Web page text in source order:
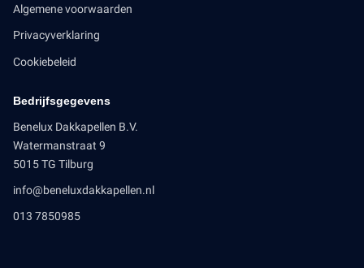
Algemene voorwaarden
Privacyverklaring
Cookiebeleid
Bedrijfsgegevens
Benelux Dakkapellen B.V.
Watermanstraat 9
5015 TG Tilburg
info@beneluxdakkapellen.nl
013 7850985